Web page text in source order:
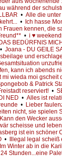
während der
• Alle die
• Ich hasse
Frauen kennen, die
• i ♥
BEDÜRFNIS
• Joana - DU GEILE
und
kann ich abends
mi wieda moi gscheit
& Patrick
reserviert! •
NED • Alles ist
• Lieber
nicht, sie spielen
Kann den Wecker
scheisse und
ist ein schöner
• Illegal legal scheiß
Im Winter ab in die
Stunden...eine